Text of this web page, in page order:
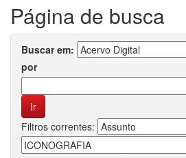
Página de busca
Buscar em:
por
Filtros correntes: